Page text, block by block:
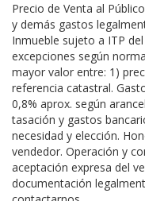
Precio de Venta al
y demás gastos
Inmueble sujeto a ITP
excepciones según
mayor valor entre: 1)
referencia catastral.
0,8% aprox. según
tasación y gastos
necesidad y elección.
vendedor. Operación y
aceptación expresa del
documentación